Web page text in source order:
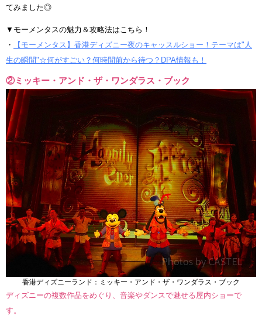
てみました◎
▼モーメンタスの魅力＆攻略法はこちら！
・
【モーメンタス】香港ディズニー夜のキャッスルショー！テーマは"人
生の瞬間"☆何がすごい？何時間前から待つ？DPA情報も！
②ミッキー・アンド・ザ・ワンダラス・ブック
香港ディズニーランド：ミッキー・アンド・ザ・ワンダラス・ブック
ディズニーの複数作品をめぐり、音楽やダンスで魅せる屋内ショーで
す。